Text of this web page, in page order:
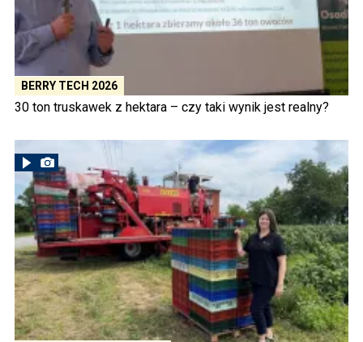
BERRY TECH 2026
30 ton truskawek z hektara – czy taki wynik jest realny?